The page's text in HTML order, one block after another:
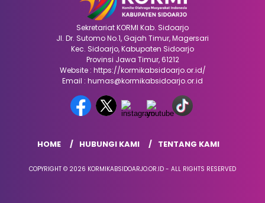
Sekretariat KORMI Kab. Sidoarjo
Jl. Dr. Sutomo No.1, Gajah Timur, Magersari
Kec. Sidoarjo, Kabupaten Sidoarjo
Provinsi Jawa Timur, 61212
Website : https://kormikabsidoarjo.or.id/
Email : humas@kormikabsidoarjo.or.id
HOME HUBUNGI KAMI TENTANG KAMI
COPYRIGHT © 2026 KORMIKABSIDOARJO.OR.ID - ALL RIGHTS RESERVED